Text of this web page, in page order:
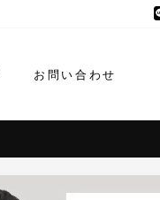
お問い合わせ